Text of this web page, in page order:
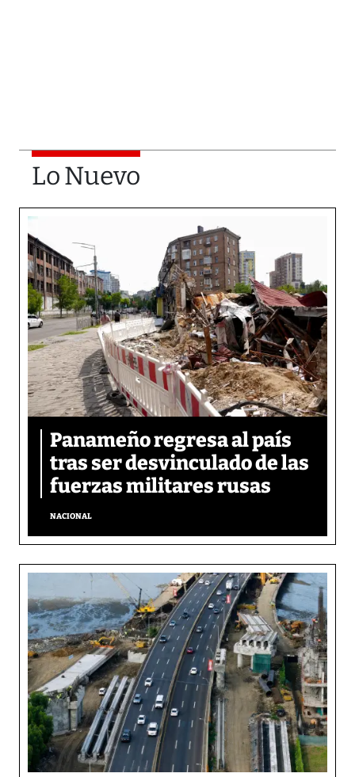
Lo Nuevo
Panameño regresa al país
tras ser desvinculado de las
fuerzas militares rusas
NACIONAL